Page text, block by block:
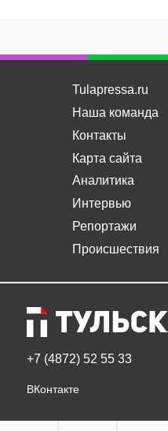
Tulapressa.ru
Наша команда
Контакты
Карта сайта
Аналитика
Интервью
Репортажи
Происшествия
+7 (4872) 52 55 33
ВКонтакте